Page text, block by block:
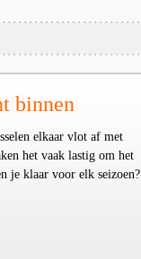
binnen
elkaar vlot af met
het vaak lastig om het
je klaar voor elk seizoen?